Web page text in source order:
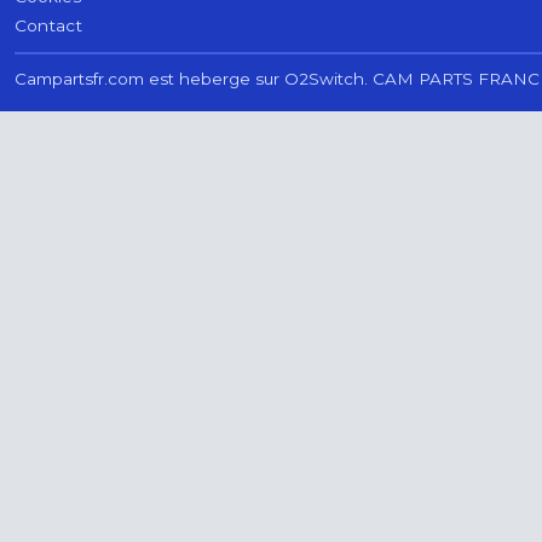
Contact
Campartsfr.com est heberge sur O2Switch. CAM PARTS